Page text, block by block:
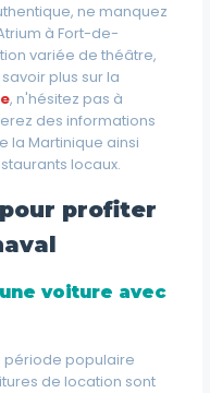
ne manquez
à Fort-de-
variée de théâtre,
plus sur la
, n'hésitez pas à
des informations
la Martinique ainsi
locaux.
profiter
voiture avec
période populaire
de location sont